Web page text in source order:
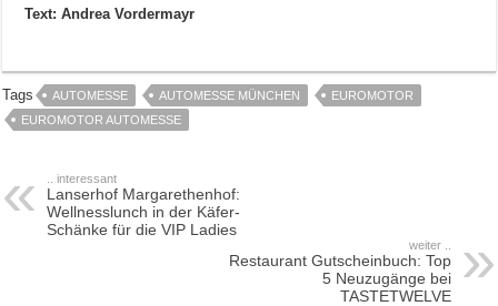
Text: Andrea Vordermayr
Tags AUTOMESSE AUTOMESSE MÜNCHEN
EUROMOTOR
EUROMOTOR AUTOMESSE
.. interessant
Lanserhof Margarethenhof:
Wellnesslunch in der Käfer-
Schänke für die VIP Ladies
weiter ..
Restaurant Gutscheinbuch: Top
5 Neuzugänge bei
TASTETWELVE